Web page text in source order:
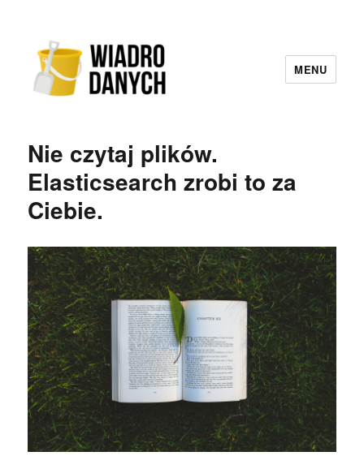
MENU
Nie czytaj plików.
Elasticsearch zrobi to za
Ciebie.